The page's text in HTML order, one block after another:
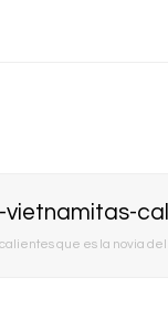
que es la novia del